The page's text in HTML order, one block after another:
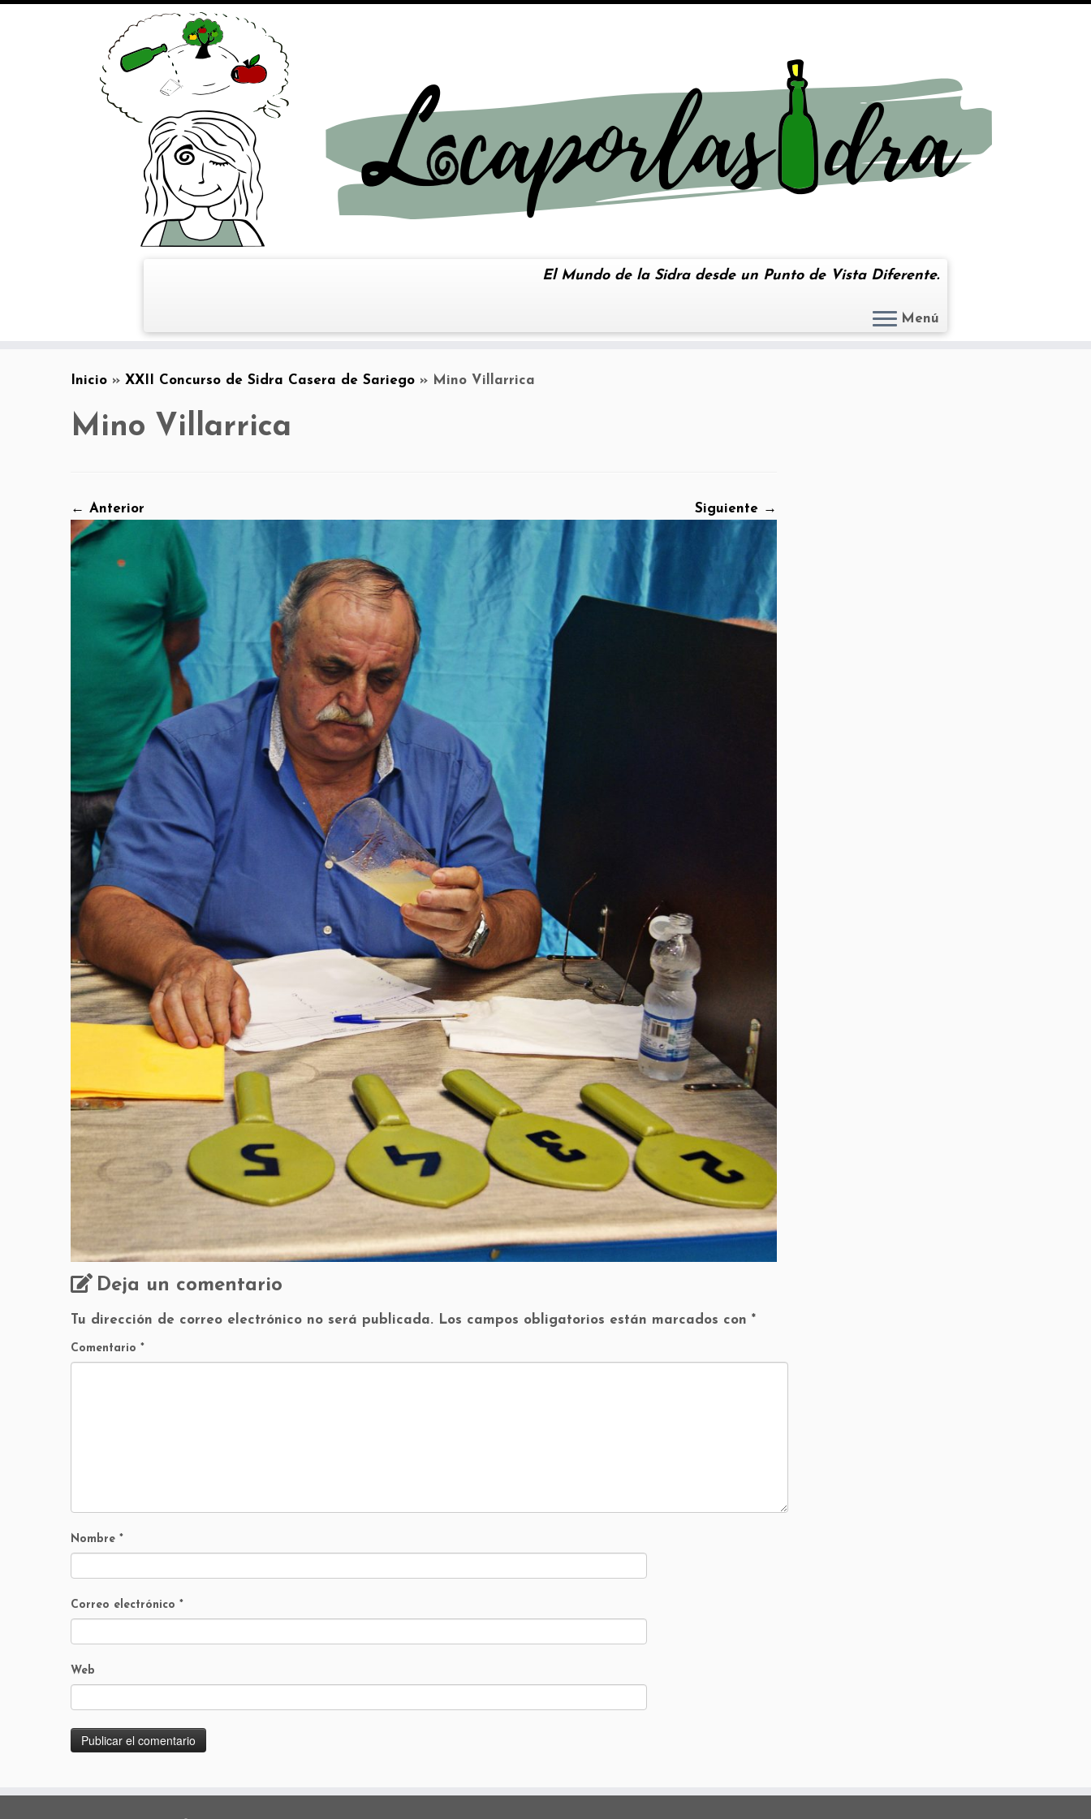
El Mundo de la Sidra desde un Punto de Vista Diferente.
Menú
Inicio » XXII Concurso de Sidra Casera de Sariego » Mino Villarrica
Mino Villarrica
← Anterior Siguiente →
Deja un comentario
Tu dirección de correo electrónico no será publicada. Los campos obligatorios están marcados con *
Comentario *
Nombre *
Correo electrónico *
Web